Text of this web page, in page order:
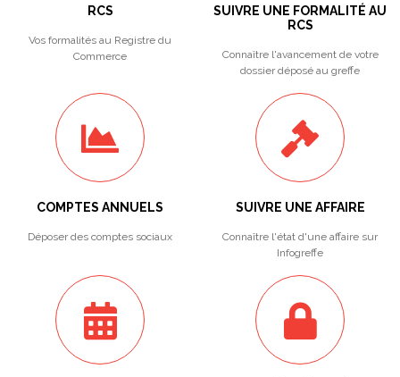
RCS
Vos formalités au Registre du
Commerce
SUIVRE UNE FORMALITÉ AU
RCS
Connaître l'avancement de votre
dossier déposé au greffe
COMPTES ANNUELS
Déposer des comptes sociaux
SUIVRE UNE AFFAIRE
Connaître l'état d'une affaire sur
Infogreffe